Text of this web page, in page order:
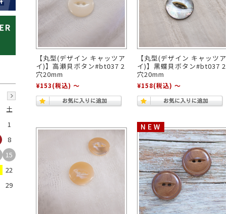
【丸型(デザイン キャッツア
イ)】高瀬貝ボタン#bt037 2
穴20mm
¥153(税込) ～
【丸型(デザイン キャッツア
イ)】黒蝶貝ボタン#bt037 2
穴20mm
¥158(税込) ～
土
1
8
15
22
29